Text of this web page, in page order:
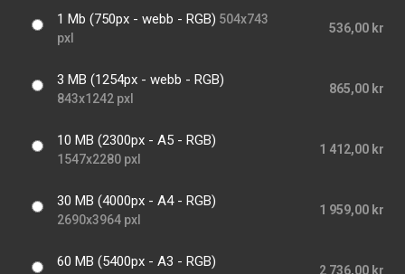
1 Mb (750px - webb - RGB) 504x743
pxl
536,00 kr
3 MB (1254px - webb - RGB)
843x1242 pxl
865,00 kr
10 MB (2300px - A5 - RGB)
1547x2280 pxl
1 412,00 kr
30 MB (4000px - A4 - RGB)
2690x3964 pxl
1 959,00 kr
60 MB (5400px - A3 - RGB)
2 736,00 kr